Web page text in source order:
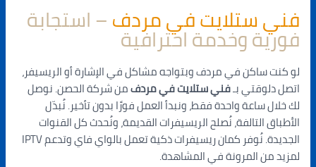
فني ستلايت في مردف– استجابة
فورية وخدمة احترافية
لو كنت ساكن في مردف وبتواجه مشاكل في الإشارة أو الريسيفر،
اتصل دلوقتي بـفني ستلايت في مردفمن شركة الحصن. نوصل
لك خلال ساعة واحدة فقط، ونبدأ العمل فورًا بدون تأخير. نُبدّل
الأطباق التالفة، نُصلح الريسيفرات القديمة، ونُحدث كل القنوات
الجديدة. نُوفر كمان ريسيفرات ذكية تعمل بالواي فاي وتدعم IPTV
لمزيد من المرونة في المشاهدة.